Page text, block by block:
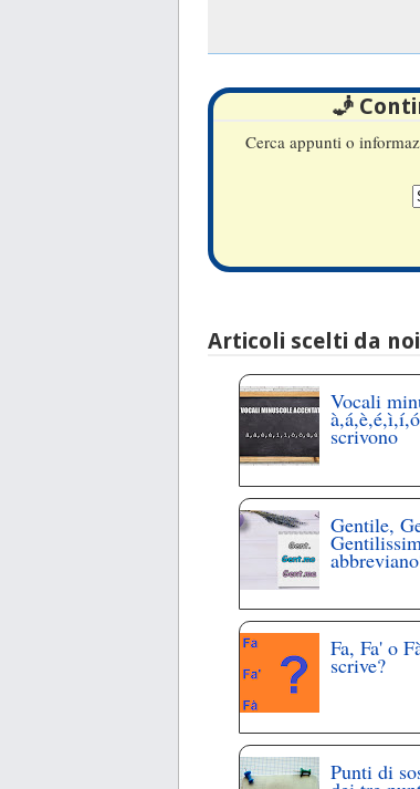
🧞
Cerca appunti o
Articoli scelti da noi
Vocali
scrivono
Gentile,
Fa, Fa' o
scrive?
Punti di